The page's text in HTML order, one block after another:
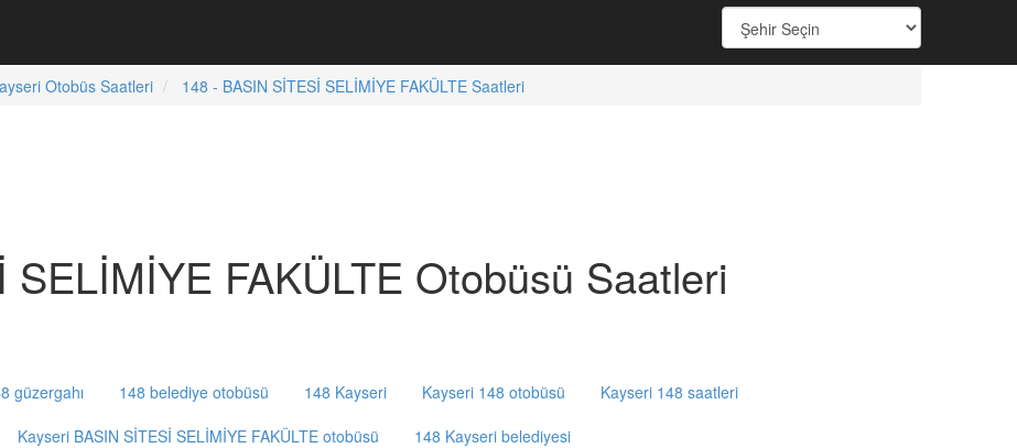
Otobüs Saatleri 148 - BASIN SİTESİ SELİMİYE FAKÜLTE Saatleri
FAKÜLTE Otobüsü Saatleri
güzergahı 148 belediye otobüsü 148 Kayseri Kayseri 148 otobüsü
Kayseri 148 saatleri
Kayseri BASIN SİTESİ SELİMİYE FAKÜLTE otobüsü 148 Kayseri belediyesi